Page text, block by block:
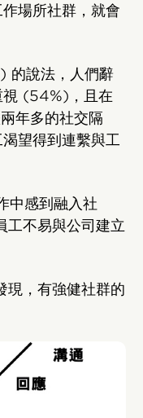
場所社群，就會
的說法，人們辭
視 (54%)，且在
年多的社交隔
望得到連繫與工
中感到融入社
工不易與公司建立
，有強健社群的